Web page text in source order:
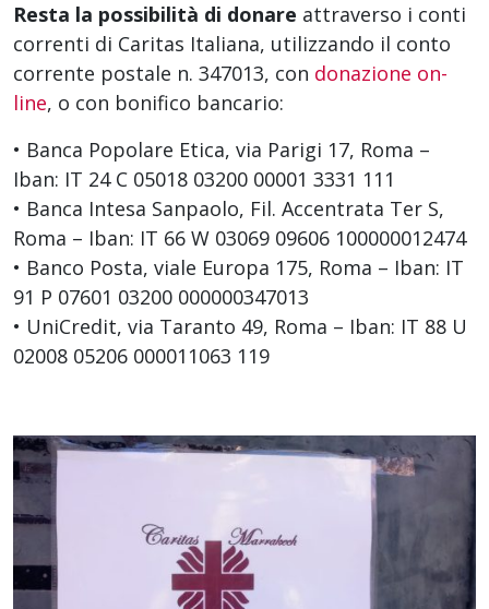
Resta la possibilità di donare attraverso i conti
correnti di Caritas Italiana, utilizzando il conto
corrente postale n. 347013, con donazione on-
line, o con bonifico bancario:
• Banca Popolare Etica, via Parigi 17, Roma –
Iban: IT 24 C 05018 03200 00001 3331 111
• Banca Intesa Sanpaolo, Fil. Accentrata Ter S,
Roma – Iban: IT 66 W 03069 09606 100000012474
• Banco Posta, viale Europa 175, Roma – Iban: IT
91 P 07601 03200 000000347013
• UniCredit, via Taranto 49, Roma – Iban: IT 88 U
02008 05206 000011063 119